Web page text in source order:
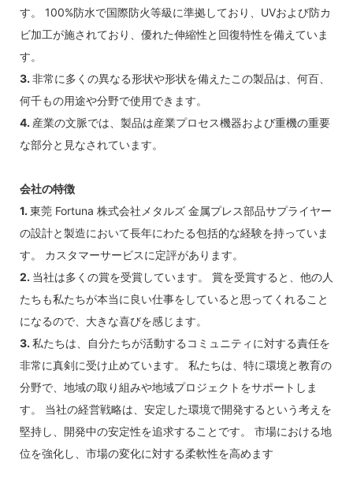
す。 100%防水で国際防火等級に準拠しており、UVおよび防カ
ビ加工が施されており、優れた伸縮性と回復特性を備えていま
す。
3. 非常に多くの異なる形状や形状を備えたこの製品は、何百、
何千もの用途や分野で使用できます。
4. 産業の文脈では、製品は産業プロセス機器および重機の重要
な部分と見なされています。
会社の特徴
1. 東莞 Fortuna 株式会社メタルズ 金属プレス部品サプライヤー
の設計と製造において長年にわたる包括的な経験を持っていま
す。 カスタマーサービスに定評があります。
2. 当社は多くの賞を受賞しています。 賞を受賞すると、他の人
たちも私たちが本当に良い仕事をしていると思ってくれること
になるので、大きな喜びを感じます。
3. 私たちは、自分たちが活動するコミュニティに対する責任を
非常に真剣に受け止めています。 私たちは、特に環境と教育の
分野で、地域の取り組みや地域プロジェクトをサポートしま
す。 当社の経営戦略は、安定した環境で開発するという考えを
堅持し、開発中の安定性を追求することです。 市場における地
位を強化し、市場の変化に対する柔軟性を高めます